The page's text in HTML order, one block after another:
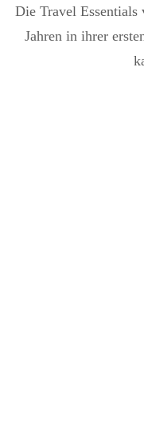
Die Travel
Jahren in ihrer